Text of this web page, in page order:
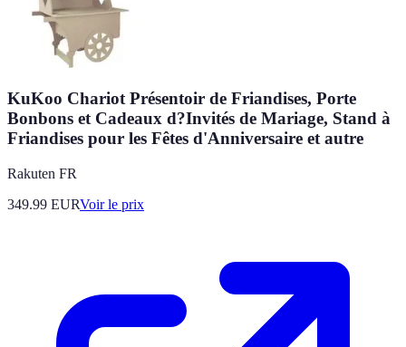
KuKoo Chariot Présentoir de Friandises, Porte
Bonbons et Cadeaux d?Invités de Mariage, Stand à
Friandises pour les Fêtes d'Anniversaire et autre
Rakuten FR
349.99 EURVoir le prix